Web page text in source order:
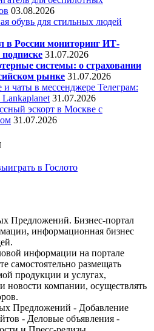
03.08.2026
обувь для стильных людей
в России мониторинг ИТ-
31.07.2026
системы: о страховании
рынке 31.07.2026
чаты в мессенджере Телеграм:
31.07.2026
эскорт в Москве с
31.07.2026
в Гослото
Предложений. Бизнес-портал
информационная бизнес
информации на портале
самостоятельно размещать
продукции и услугах,
новости компании, осуществлять
Предложений - Добавление
- Деловые объявления -